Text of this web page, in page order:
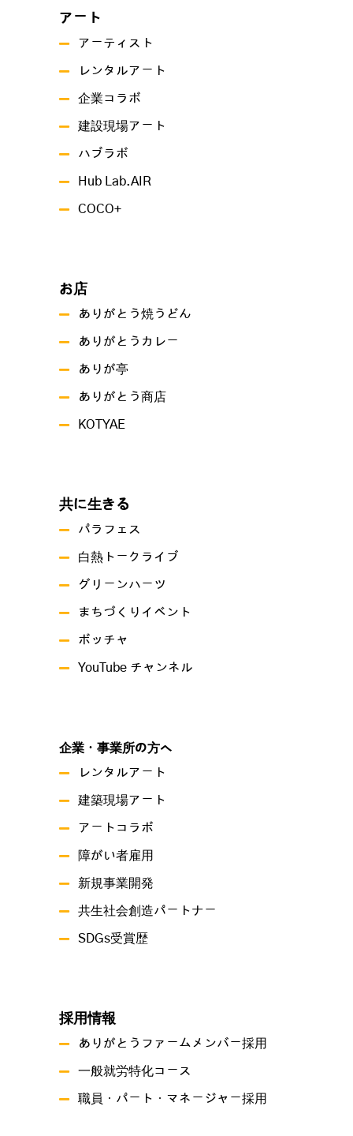
アート
アーティスト
レンタルアート
企業コラボ
建設現場アート
ハブラボ
Hub Lab.AIR
COCO+
お店
ありがとう焼うどん
ありがとうカレー
ありが亭
ありがとう商店
KOTYAE
共に生きる
パラフェス
白熱トークライブ
グリーンハーツ
まちづくりイベント
ボッチャ
YouTube チャンネル
企業・事業所の方へ
レンタルアート
建築現場アート
アートコラボ
障がい者雇用
新規事業開発
共生社会創造パートナー
SDGs受賞歴
採用情報
ありがとうファームメンバー採用
一般就労特化コース
職員・パート・マネージャー採用